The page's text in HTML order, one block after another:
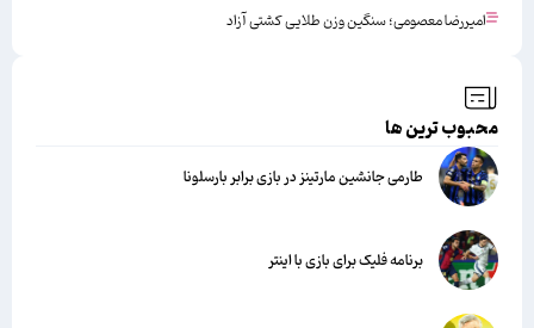
امیررضا معصومی؛ سنگین وزن طلایی کشتی آزاد
محبوب ترین ها
طارمی جانشین مارتینز در بازی برابر بارسلونا
برنامه فلیک برای بازی با اینتر